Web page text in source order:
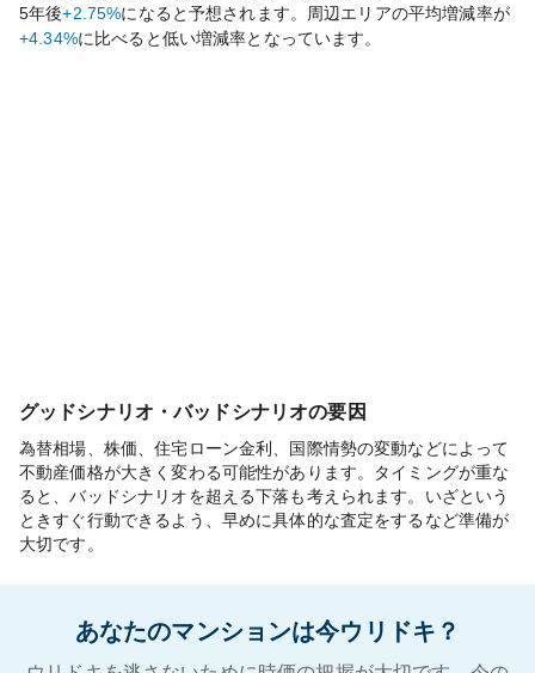
5年後+2.75%になると予想されます。周辺エリアの平均増減率が
+4.34%に比べると低い増減率となっています。
グッドシナリオ・バッドシナリオの要因
為替相場、株価、住宅ローン金利、国際情勢の変動などによって
不動産価格が大きく変わる可能性があります。タイミングが重な
ると、バッドシナリオを超える下落も考えられます。いざという
ときすぐ行動できるよう、早めに具体的な査定をするなど準備が
大切です。
あなたのマンションは今ウリドキ？